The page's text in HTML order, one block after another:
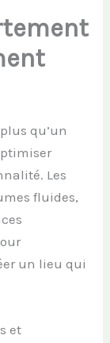
qu’un
Les
fluides,
un lieu qui
et